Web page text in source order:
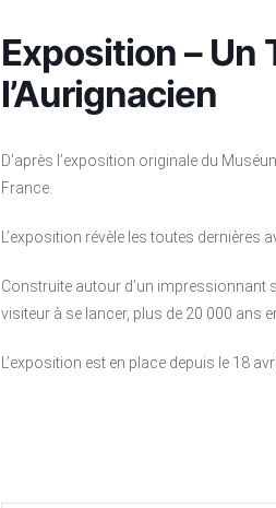
Exposition – Un
l’Aurignacien
D’après l’exposition originale du
France.
L’exposition révèle les toutes
Construite autour d’un impressionnant
visiteur à se lancer, plus de 20 000 ans
L’exposition est en place depuis le 18